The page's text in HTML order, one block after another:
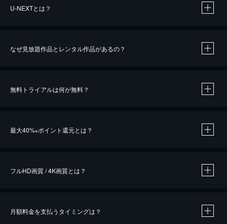
U-NEXTとは？
なぜ見放題作品とレンタル作品があるの？
無料トライアルは何が無料？
最大40%※ポイント還元とは？
※40％ポイント還元の対象は、クレジットカード決済による作品の購入 / レンタルです。
フルHD画質 / 4K画質とは？
月額料金を支払うタイミングは？